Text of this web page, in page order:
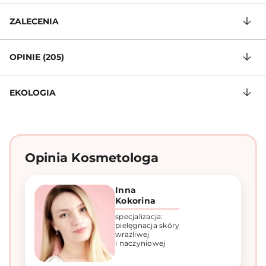
ZALECENIA
OPINIE (205)
EKOLOGIA
Opinia Kosmetologa
Inna
Kokorina
specjalizacja:
pielęgnacja skóry
wrażliwej
i naczyniowej